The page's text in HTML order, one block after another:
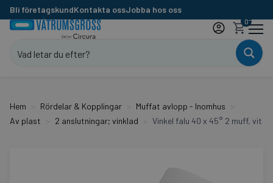
Bli företagskundKontakta ossJobba hos oss
0
Hem Rördelar & Kopplingar
Muffat avlopp - Inomhus
Av plast
2 anslutningar; vinklad Vinkel falu 40 x 45° 2 muff, vit